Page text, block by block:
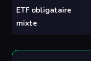
ETF obligataire
mixte